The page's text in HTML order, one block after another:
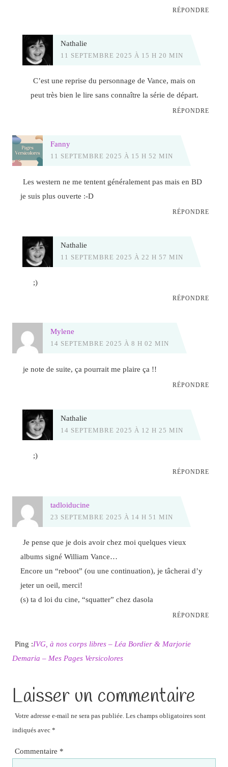
RÉPONDRE
Nathalie
11 SEPTEMBRE 2025 À 15 H 20 MIN
C’est une reprise du personnage de Vance, mais on
peut très bien le lire sans connaître la série de départ.
RÉPONDRE
Fanny
11 SEPTEMBRE 2025 À 15 H 52 MIN
Les western ne me tentent généralement pas mais en BD
je suis plus ouverte :-D
RÉPONDRE
Nathalie
11 SEPTEMBRE 2025 À 22 H 57 MIN
;)
RÉPONDRE
Mylene
14 SEPTEMBRE 2025 À 8 H 02 MIN
je note de suite, ça pourrait me plaire ça !!
RÉPONDRE
Nathalie
14 SEPTEMBRE 2025 À 12 H 25 MIN
;)
RÉPONDRE
tadloiducine
23 SEPTEMBRE 2025 À 14 H 51 MIN
Je pense que je dois avoir chez moi quelques vieux
albums signé William Vance…
Encore un “reboot” (ou une continuation), je tâcherai d’y
jeter un oeil, merci!
(s) ta d loi du cine, “squatter” chez dasola
RÉPONDRE
Ping :IVG, à nos corps libres – Léa Bordier & Marjorie
Demaria – Mes Pages Versicolores
Laisser un commentaire
Votre adresse e-mail ne sera pas publiée. Les champs obligatoires sont
indiqués avec *
Commentaire *